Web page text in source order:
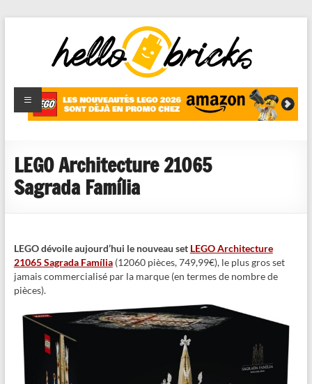
HelloBricks
Blog LEGO,
nouveaut�s
reviews
LEGO Architecture 21065
Sagrada Família
LEGO dévoile aujourd’hui le nouveau set LEGO Architecture
21065 Sagrada Família (12060 pièces, 749,99€), le plus gros set
jamais commercialisé par la marque (en termes de nombre de
pièces).